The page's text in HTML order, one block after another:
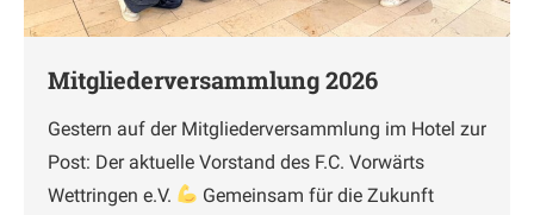
Mitgliederversammlung 2026
Gestern auf der Mitgliederversammlung im Hotel zur
Post: Der aktuelle Vorstand des F.C. Vorwärts
Wettringen e.V.
Gemeinsam für die Zukunft